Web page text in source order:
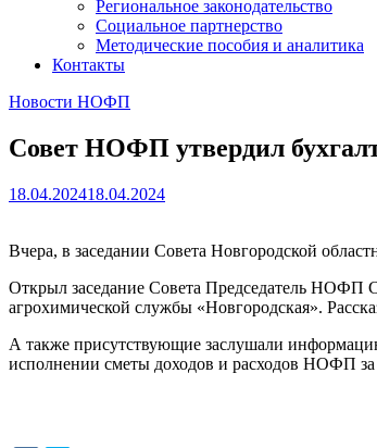
Региональное законодательство
Социальное партнерство
Методические пособия и аналитика
Контакты
Новости НОФП
Совет НОФП утвердил
18.04.202418.04.2024
Вчера, в заседании Совета Новгородской
Открыл заседание Совета Председатель НОФП
агрохимической службы «Новгородская».
А также присутствующие заслушали
исполнении сметы доходов и расходов НОФП за